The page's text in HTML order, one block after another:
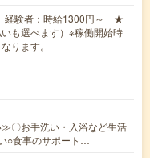
経験者：時給1300円～ ★
も選べます）※稼働開始時
ります。
〇お手洗い・入浴など生活
○食事のサポート…